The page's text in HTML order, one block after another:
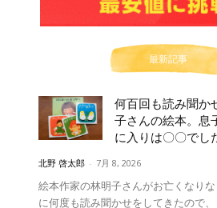
最新記事
何百回も読み聞か
子さんの絵本。息
に入りは〇〇でし
北野 啓太郎 - 7月 8, 2026
絵本作家の林明子さんがお亡くなり
に何度も読み聞かせをしてきたので